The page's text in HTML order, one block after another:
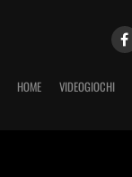
HOME VIDEOGIOCHI